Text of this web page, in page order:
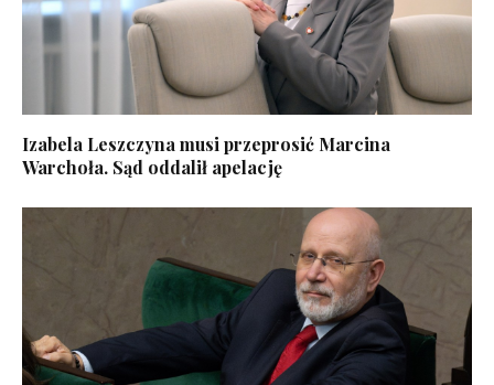
Izabela Leszczyna musi przeprosić Marcina
Warchoła. Sąd oddalił apelację